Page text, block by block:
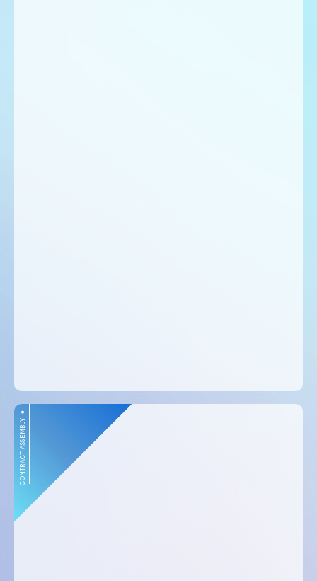
CONTRACT ASSEMBLY